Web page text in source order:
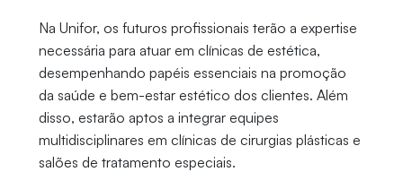
Na Unifor, os futuros profissionais terão a expertise
necessária para atuar em clínicas de estética,
desempenhando papéis essenciais na promoção
da saúde e bem-estar estético dos clientes. Além
disso, estarão aptos a integrar equipes
multidisciplinares em clínicas de cirurgias plásticas e
salões de tratamento especiais.